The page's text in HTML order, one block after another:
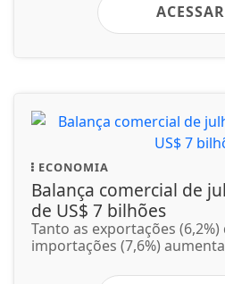
ACESSAR
ECONOMIA
Balança comercial de
de US$ 7 bilhões
Tanto as exportações
importações (7,6%)